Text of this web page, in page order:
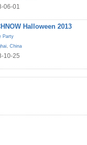
06-01
Halloween 2013
Party
, China
10-25